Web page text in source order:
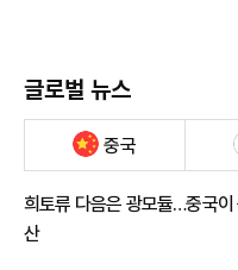
글로벌 뉴스
중국
희토류 다음은 광모듈…중국이
산